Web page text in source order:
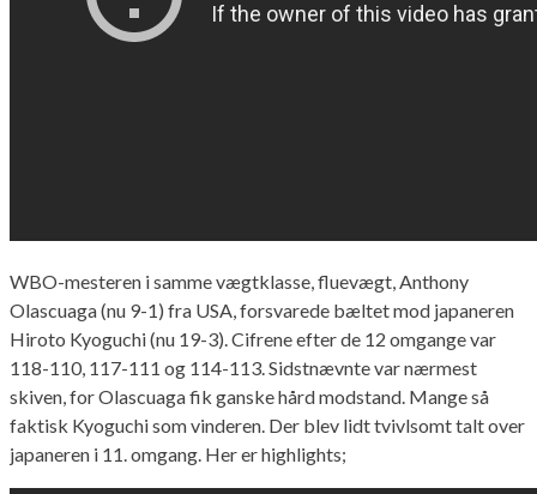
WBO-mesteren i samme vægtklasse, fluevægt, Anthony
Olascuaga (nu 9-1) fra USA, forsvarede bæltet mod japaneren
Hiroto Kyoguchi (nu 19-3). Cifrene efter de 12 omgange var
118-110, 117-111 og 114-113. Sidstnævnte var nærmest
skiven, for Olascuaga fik ganske hård modstand. Mange så
faktisk Kyoguchi som vinderen. Der blev lidt tvivlsomt talt over
japaneren i 11. omgang. Her er highlights;